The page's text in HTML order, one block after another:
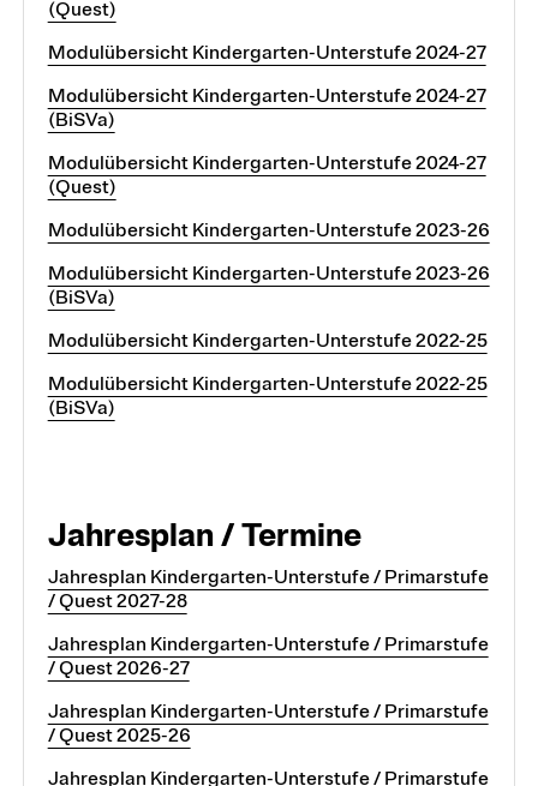
(Quest)
Modulübersicht Kindergarten-Unterstufe 2024-27
Modulübersicht Kindergarten-Unterstufe 2024-27
(BiSVa)
Modulübersicht Kindergarten-Unterstufe 2024-27
(Quest)
Modulübersicht Kindergarten-Unterstufe 2023-26
Modulübersicht Kindergarten-Unterstufe 2023-26
(BiSVa)
Modulübersicht Kindergarten-Unterstufe 2022-25
Modulübersicht Kindergarten-Unterstufe 2022-25
(BiSVa)
Jahresplan / Termine
Jahresplan Kindergarten-Unterstufe / Primarstufe
/ Quest 2027-28
Jahresplan Kindergarten-Unterstufe / Primarstufe
/ Quest 2026-27
Jahresplan Kindergarten-Unterstufe / Primarstufe
/ Quest 2025-26
Jahresplan Kindergarten-Unterstufe / Primarstufe